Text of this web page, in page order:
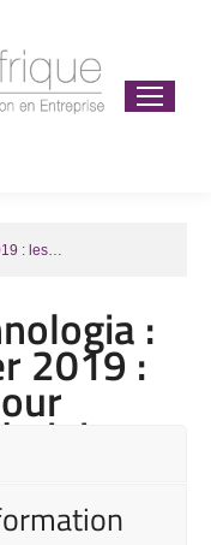
: les…
:
2019 :